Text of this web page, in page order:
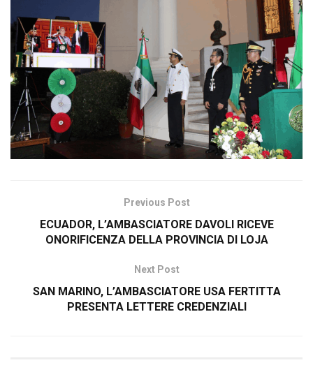
Previous Post
ECUADOR, L’AMBASCIATORE DAVOLI RICEVE
ONORIFICENZA DELLA PROVINCIA DI LOJA
Next Post
SAN MARINO, L’AMBASCIATORE USA FERTITTA
PRESENTA LETTERE CREDENZIALI